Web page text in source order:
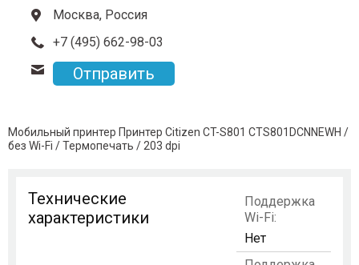
Москва, Россия
+7 (495) 662-98-03
Отправить
Мобильный принтер Принтер Citizen CT-S801 CTS801DCNNEWH /
без Wi-Fi / Термопечать / 203 dpi
Технические
характеристики
Поддержка
Wi-Fi:
Нет